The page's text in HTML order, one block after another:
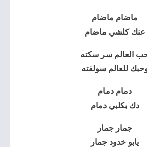
ماضام ماضام
عنك كلشي ماضام
العالم سر سكته
للعالم سولفته
دمام دمام
دك بكلبي دمام
جمار جمار
يابو خدود جمار